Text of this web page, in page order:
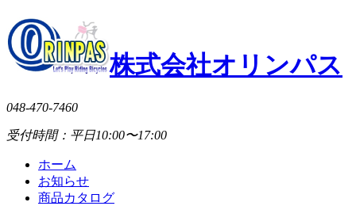
株式会社オリンパス
048-470-7460
受付時間：平日10:00〜17:00
ホーム
お知らせ
商品カタログ